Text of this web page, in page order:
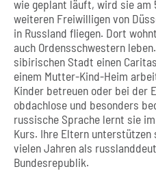
wie geplant läuft, wird sie am
weiteren Freiwilligen von
in Russland fliegen. Dort
auch Ordensschwestern
sibirischen Stadt einen
einem Mutter-Kind-Heim
Kinder betreuen oder bei der
obdachlose und besonders
russische Sprache lernt sie
Kurs. Ihre Eltern unterstützen
vielen Jahren als
Bundesrepublik.